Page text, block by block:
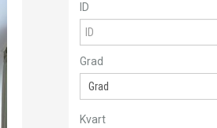
ID
Grad
Kvart